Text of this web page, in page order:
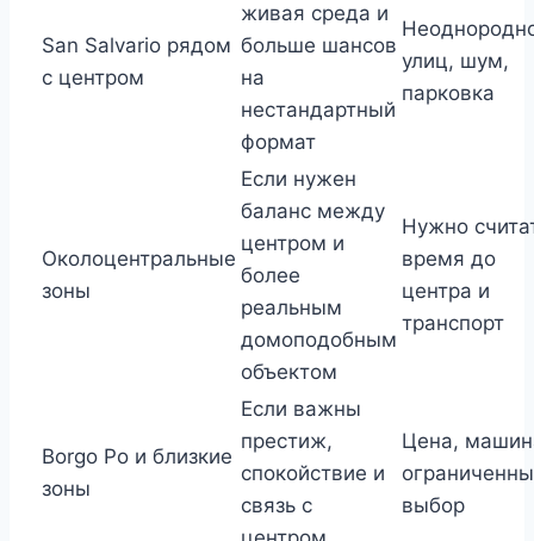
San Salvario рядом
с центром
живая среда и
больше шансов
на
нестандартный
формат
улиц, шум,
парковка
Околоцентральные
зоны
Если нужен
баланс между
центром и
более
реальным
домоподобным
объектом
Нужно
время до
центра и
транспорт
Borgo Po и близкие
зоны
Если важны
престиж,
спокойствие и
связь с
Цена,
выбор